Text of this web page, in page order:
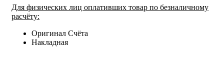
Для физических лиц оплативших товар по безналичному
расчёту:
Оригинал Счёта
Накладная